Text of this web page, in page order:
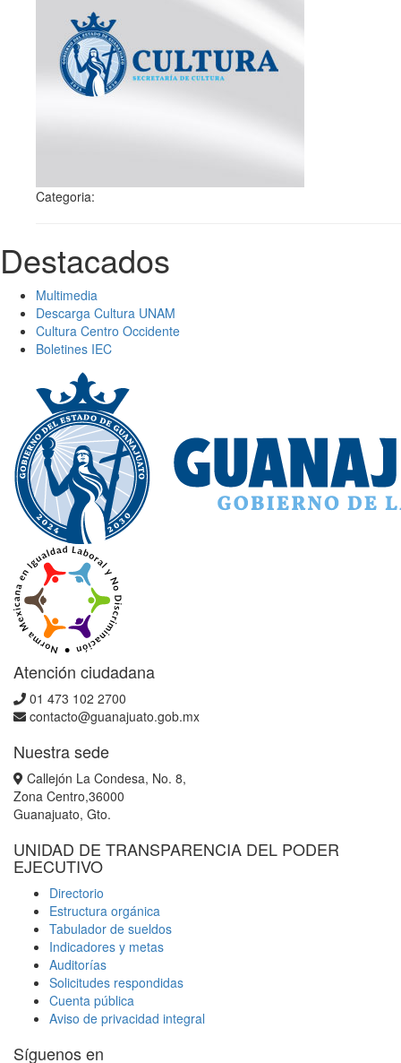
Categoria:
Destacados
Multimedia
Descarga Cultura UNAM
Cultura Centro Occidente
Boletines IEC
Atención ciudadana
01 473 102 2700
contacto@guanajuato.gob.mx
Nuestra sede
Callejón La Condesa, No. 8,
Zona Centro,36000
Guanajuato, Gto.
UNIDAD DE TRANSPARENCIA DEL PODER
EJECUTIVO
Directorio
Estructura orgánica
Tabulador de sueldos
Indicadores y metas
Auditorías
Solicitudes respondidas
Cuenta pública
Aviso de privacidad integral
Síguenos en